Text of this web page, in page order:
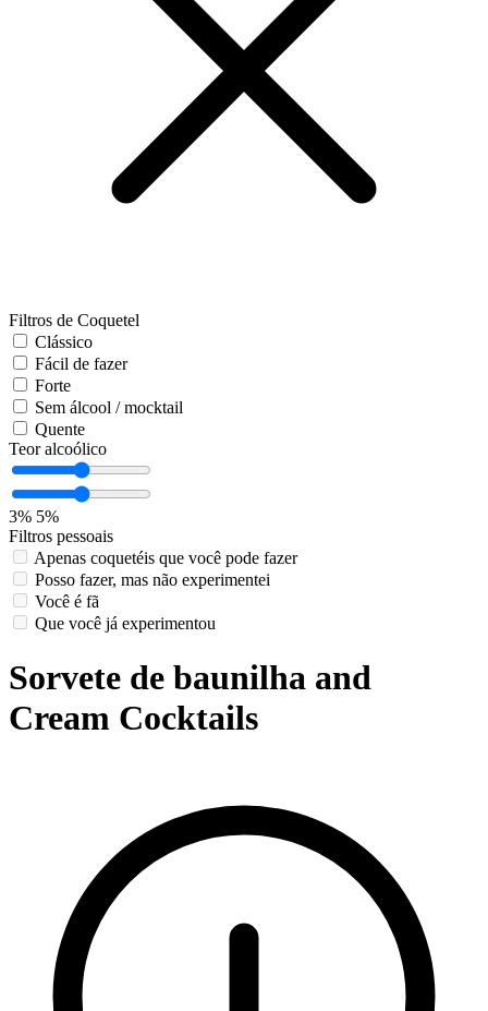
Filtros de Coquetel
Clássico
Fácil de fazer
Forte
Sem álcool / mocktail
Quente
Teor alcoólico
3% 5%
Filtros pessoais
Apenas coquetéis que você pode fazer
Posso fazer, mas não experimentei
Você é fã
Que você já experimentou
Sorvete de baunilha and
Cream Cocktails